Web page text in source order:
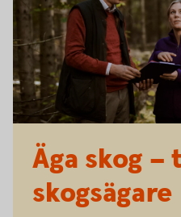
Äga skog –
skogsägare